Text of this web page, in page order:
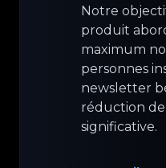
Notre
produit
maximum
personnes
newsletter
réduction
significative.